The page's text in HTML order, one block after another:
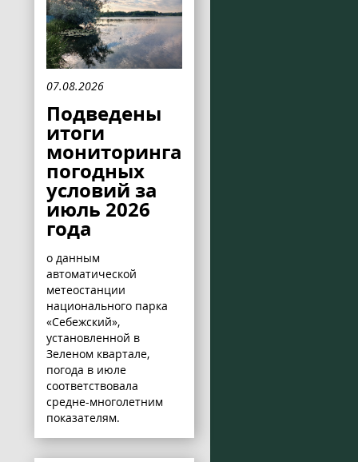
07.08.2026
Подведены
итоги
мониторинга
погодных
условий за
июль 2026
года
о данным
автоматической
метеостанции
национального парка
«Себежский»,
установленной в
Зеленом квартале,
погода в июле
соответствовала
средне-многолетним
показателям.